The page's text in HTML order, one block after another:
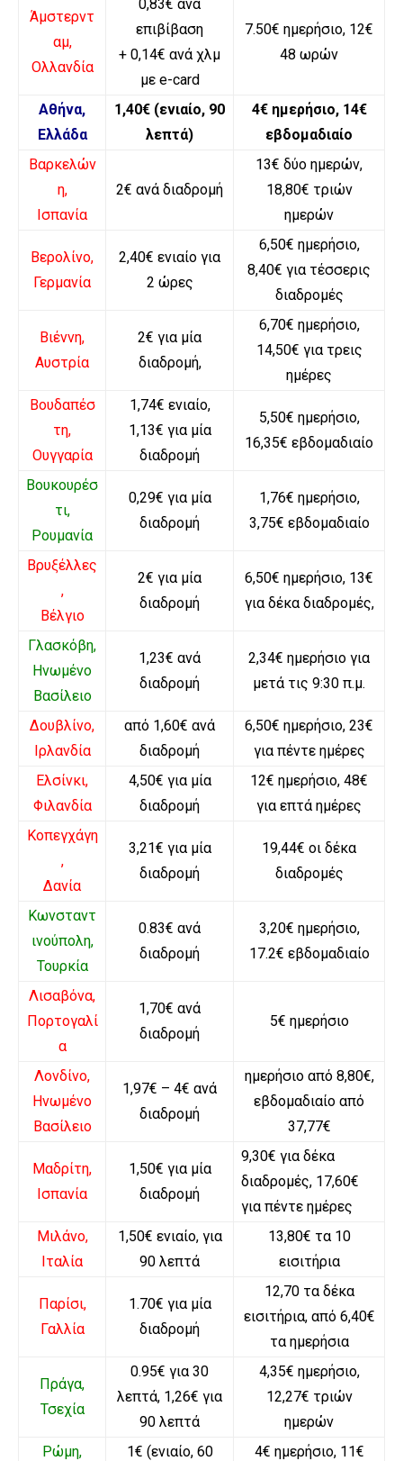
Άμστερντ
αμ,
Ολλανδία
0,83€ ανά
επιβίβαση
+ 0,14€ ανά χλμ
με e-card
7.50€ ημερήσιο, 12€
48 ωρών
Αθήνα,
Ελλάδα
1,40€ (ενιαίο, 90
λεπτά)
4€ ημερήσιο, 14€
εβδομαδιαίο
Βαρκελών
η,
Ισπανία
2€ ανά διαδρομή
13€ δύο ημερών,
18,80€ τριών
ημερών
Βερολίνο,
Γερμανία
2,40€ ενιαίο για
2 ώρες
6,50€ ημερήσιο,
8,40€ για τέσσερις
διαδρομές
Βιέννη,
Αυστρία
2€ για μία
διαδρομή,
6,70€ ημερήσιο,
14,50€ για τρεις
ημέρες
Βουδαπέσ
τη,
Ουγγαρία
1,74€ ενιαίο,
1,13€ για μία
διαδρομή
5,50€ ημερήσιο,
16,35€ εβδομαδιαίο
Βουκουρέσ
τι,
Ρουμανία
0,29€ για μία
διαδρομή
1,76€ ημερήσιο,
3,75€ εβδομαδιαίο
Βρυξέλλες
,
Βέλγιο
2€ για μία
διαδρομή
6,50€ ημερήσιο, 13€
για δέκα διαδρομές,
Γλασκόβη,
Ηνωμένο
Βασίλειο
1,23€ ανά
διαδρομή
2,34€ ημερήσιο για
μετά τις 9:30 π.μ.
Δουβλίνο,
Ιρλανδία
από 1,60€ ανά
διαδρομή
6,50€ ημερήσιο, 23€
για πέντε ημέρες
Ελσίνκι,
Φιλανδία
4,50€ για μία
διαδρομή
12€ ημερήσιο, 48€
για επτά ημέρες
Κοπεγχάγη
,
Δανία
3,21€ για μία
διαδρομή
19,44€ οι δέκα
διαδρομές
Κωνσταντ
ινούπολη,
Τουρκία
0.83€ ανά
διαδρομή
3,20€ ημερήσιο,
17.2€ εβδομαδιαίο
Λισαβόνα,
Πορτογαλί
α
1,70€ ανά
διαδρομή
5€ ημερήσιο
Λονδίνο,
Ηνωμένο
Βασίλειο
1,97€ – 4€ ανά
διαδρομή
ημερήσιο από 8,80€,
εβδομαδιαίο από
37,77€
Μαδρίτη,
Ισπανία
1,50€ για μία
διαδρομή
9,30€ για δέκα
διαδρομές, 17,60€
για πέντε ημέρες
Μιλάνο,
Ιταλία
1,50€ ενιαίο, για
90 λεπτά
13,80€ τα 10
εισιτήρια
Παρίσι,
Γαλλία
1.70€ για μία
διαδρομή
12,70 τα δέκα
εισιτήρια, από 6,40€
τα ημερήσια
Πράγα,
Τσεχία
0.95€ για 30
λεπτά, 1,26€ για
90 λεπτά
4,35€ ημερήσιο,
12,27€ τριών
ημερών
Ρώμη,
1€ (ενιαίο, 60
4€ ημερήσιο, 11€